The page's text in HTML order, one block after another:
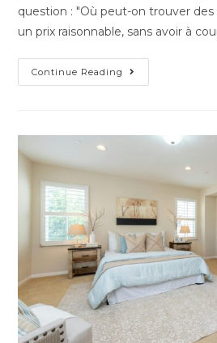
question : "Où peut-on trouver
un prix raisonnable, sans avoir à
Continue Reading